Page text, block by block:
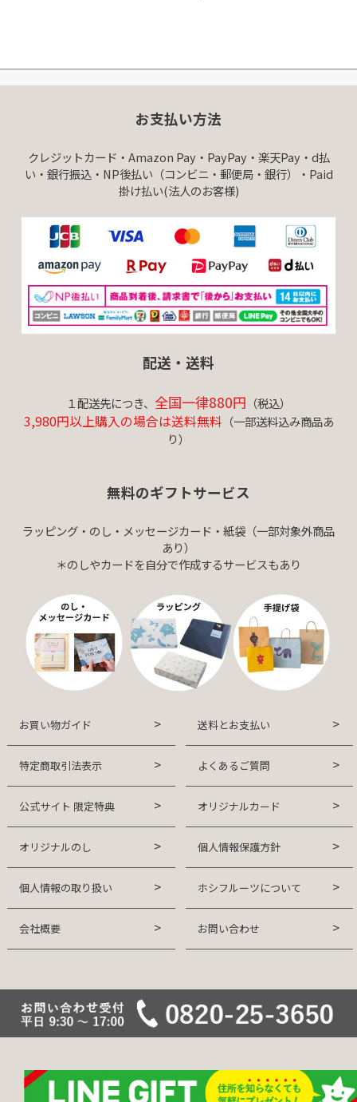
お支払い方法
クレジットカード・Amazon Pay・PayPay・楽天Pay・d払
い・銀行振込・NP後払い（コンビニ・郵便局・銀行）・Paid
掛け払い(法人のお客様)
配送・送料
１配送先につき、 全国一律880円 （税込）
3,980円以上購入の場合は送料無料 （一部送料込み商品あ
り）
無料のギフトサービス
ラッピング・のし・メッセージカード・紙袋（一部対象外商品
あり）
＊のしやカードを自分で作成するサービスもあり
お買い物ガイド 送料とお支払い
特定商取引法表示 よくあるご質問
公式サイト 限定特典 オリジナルカード
オリジナルのし 個人情報保護方針
個人情報の取り扱い ホシフルーツについて
会社概要 お問い合わせ